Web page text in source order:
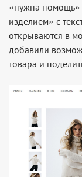
«нужна помощь»
изделием» с
открываются в
добавили
товара и